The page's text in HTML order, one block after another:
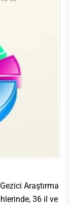
Araştırma
36 il ve